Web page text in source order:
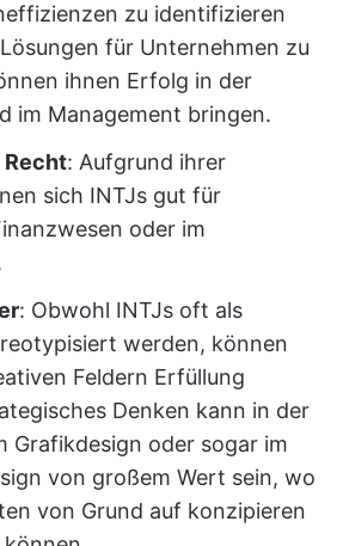
zu identifizieren
für Unternehmen zu
ihnen Erfolg in der
im Management bringen.
Recht: Aufgrund ihrer
sich INTJs gut für
oder im
: Obwohl INTJs oft als
werden, können
Feldern Erfüllung
Denken kann in der
Grafikdesign oder sogar im
von großem Wert sein, wo
von Grund auf konzipieren